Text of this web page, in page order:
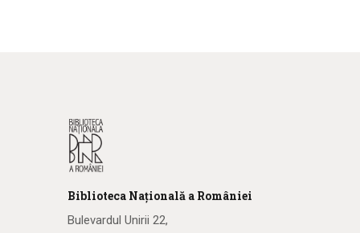
Biblioteca Națională a României
Bulevardul Unirii 22,